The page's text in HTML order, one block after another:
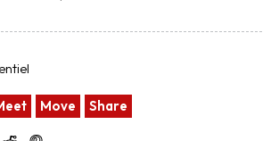
d’Expertises
Réalisations
Blog
Move Share